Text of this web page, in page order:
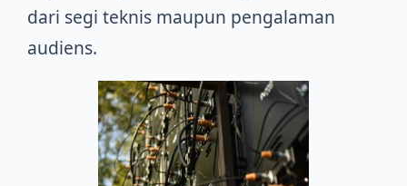
dari segi teknis maupun pengalaman
audiens.